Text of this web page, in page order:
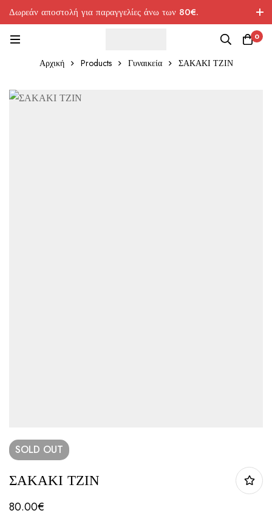
Δωρεάν αποστολή για παραγγελίες άνω των 80€.
0
Αρχική Products Γυναικεία ΣΑΚΑΚΙ ΤΖΙΝ
SOLD OUT
ΣΑΚΑΚΙ ΤΖΙΝ
80.00€